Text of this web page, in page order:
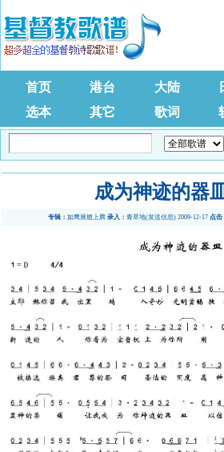
首页 港台 大陆
选本
其它 歌词
成为神迹的器
专辑：如鹰展翅上腾 录入：青草地(发送信息) 2009-12-17 点击